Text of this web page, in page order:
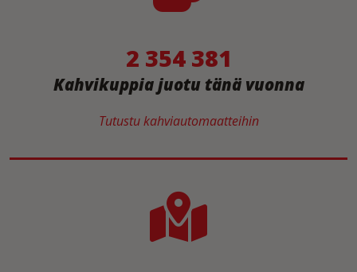
2 354 381
Kahvikuppia juotu tänä vuonna
Tutustu kahviautomaatteihin